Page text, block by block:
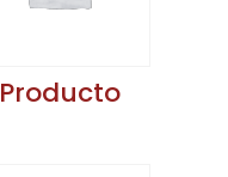
Producto